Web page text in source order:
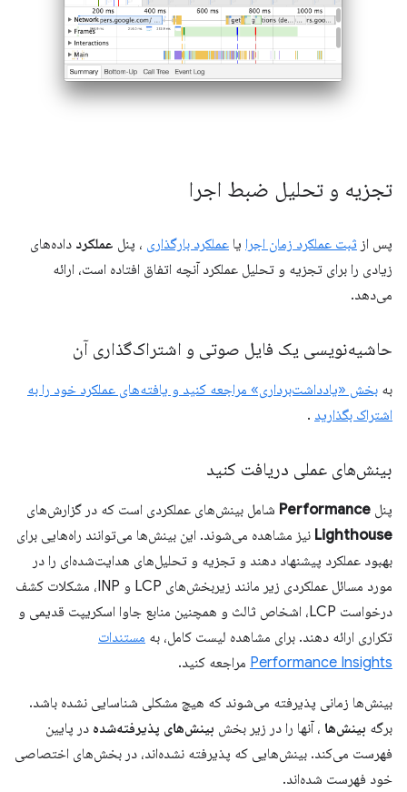
تجزیه و تحلیل ضبط اجرا
پس از ثبت عملکرد زمان اجرا یا عملکرد بارگذاری ، پنل عملکرد داده‌های
زیادی را برای تجزیه و تحلیل عملکرد آنچه اتفاق افتاده است، ارائه
می‌دهد.
حاشیه‌نویسی یک فایل صوتی و اشتراک‌گذاری آن
به بخش «یادداشت‌برداری» مراجعه کنید و یافته‌های عملکرد خود را به
اشتراک بگذارید .
بینش‌های عملی دریافت کنید
پنل Performance شامل بینش‌های عملکردی است که در گزارش‌های
Lighthouse نیز مشاهده می‌شوند. این بینش‌ها می‌توانند راه‌هایی برای
بهبود عملکرد پیشنهاد دهند و تجزیه و تحلیل‌های هدایت‌شده‌ای را در
مورد مسائل عملکردی زیر مانند زیربخش‌های LCP و INP، مشکلات کشف
درخواست LCP، اشخاص ثالث و همچنین منابع جاوا اسکریپت قدیمی و
تکراری ارائه دهند. برای مشاهده لیست کامل، به مستندات
Performance Insights مراجعه کنید.
بینش‌ها زمانی پذیرفته می‌شوند که هیچ مشکلی شناسایی نشده باشد.
برگه بینش‌ها ، آنها را در زیر بخش بینش‌های پذیرفته‌شده در پایین
فهرست می‌کند. بینش‌هایی که پذیرفته نشده‌اند، در بخش‌های اختصاصی
خود فهرست شده‌اند.